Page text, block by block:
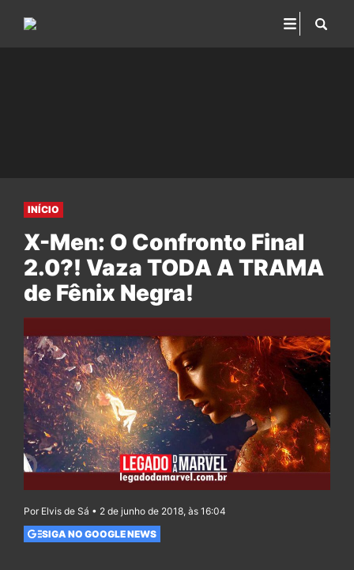
INÍCIO
X-Men: O Confronto Final
2.0?! Vaza TODA A TRAMA
de Fênix Negra!
Por Elvis de Sá • 2 de junho de 2018, às 16:04
SIGA NO GOOGLE NEWS